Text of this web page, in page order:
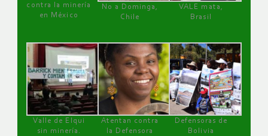
contra la minería
en México
No a Dominga,
Chile
VALE mata,
Brasil
Valle de Elqui
sin minería.
Atentan contra
la Defensora
Defensoras de
Bolivia